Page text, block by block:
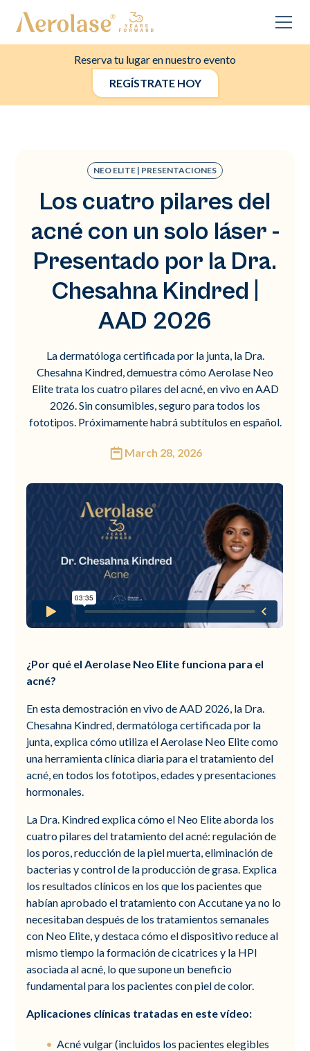
Reserva tu lugar en nuestro evento
REGÍSTRATE HOY
NEO ELITE | PRESENTACIONES
Los cuatro pilares del
acné con un solo láser -
Presentado por la Dra.
Chesahna Kindred |
AAD 2026
La dermatóloga certificada por la junta, la Dra.
Chesahna Kindred, demuestra cómo Aerolase Neo
Elite trata los cuatro pilares del acné, en vivo en AAD
2026. Sin consumibles, seguro para todos los
fototipos. Próximamente habrá subtítulos en español.
March 28, 2026
¿Por qué el Aerolase Neo Elite funciona para el
acné?
En esta demostración en vivo de AAD 2026, la Dra.
Chesahna Kindred, dermatóloga certificada por la
junta, explica cómo utiliza el Aerolase Neo Elite como
una herramienta clínica diaria para el tratamiento del
acné, en todos los fototipos, edades y presentaciones
hormonales.
La Dra. Kindred explica cómo el Neo Elite aborda los
cuatro pilares del tratamiento del acné: regulación de
los poros, reducción de la piel muerta, eliminación de
bacterias y control de la producción de grasa. Explica
los resultados clínicos en los que los pacientes que
habían aprobado el tratamiento con Accutane ya no lo
necesitaban después de los tratamientos semanales
con Neo Elite, y destaca cómo el dispositivo reduce al
mismo tiempo la formación de cicatrices y la HPI
asociada al acné, lo que supone un beneficio
fundamental para los pacientes con piel de color.
Aplicaciones clínicas tratadas en este vídeo:
Acné vulgar (incluidos los pacientes elegibles